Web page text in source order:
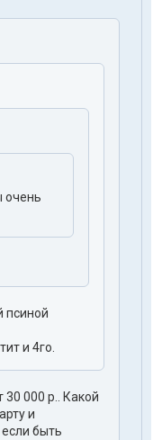
очень
псиной
и 4го.
30 000 р.. Какой
и
быть